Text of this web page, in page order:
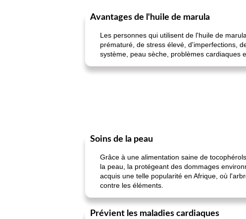
Avantages de l'huile de marula
Les personnes qui utilisent de l'huile de
prématuré, de stress élevé, d'imperfections,
système, peau sèche, problèmes cardiaques
Soins de la peau
Grâce à une alimentation saine de
la peau, la protégeant des dommages
acquis une telle popularité en Afrique, où
contre les éléments.
Prévient les maladies cardiaques